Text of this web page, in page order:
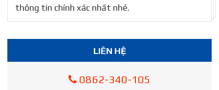
thông tin chính xác nhất nhé.
LIÊN HỆ
0862-340-105